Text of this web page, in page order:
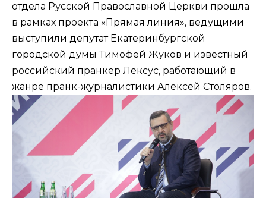
отдела Русской Православной Церкви прошла
в рамках проекта «Прямая линия», ведущими
выступили депутат Екатеринбургской
городской думы Тимофей Жуков и известный
российский пранкер Лексус, работающий в
жанре пранк-журналистики Алексей Столяров.